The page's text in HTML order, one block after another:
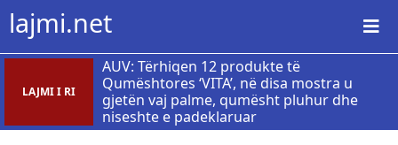
lajmi.net
LAJMI I RI
AUV: Tërhiqen 12 produkte të
Qumështores ‘VITA’, në disa mostra u
gjetën vaj palme, qumësht pluhur dhe
niseshte e padeklaruar